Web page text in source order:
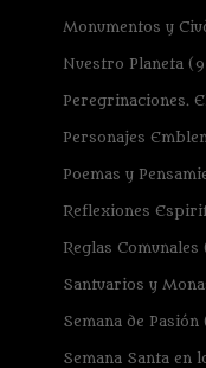
Monumentos y
Nuestro Planeta
Peregrinaciones.
Personajes
Poemas y
Reflexiones
Reglas Comunales
Santuarios y
Semana de Pasión
Semana Santa en